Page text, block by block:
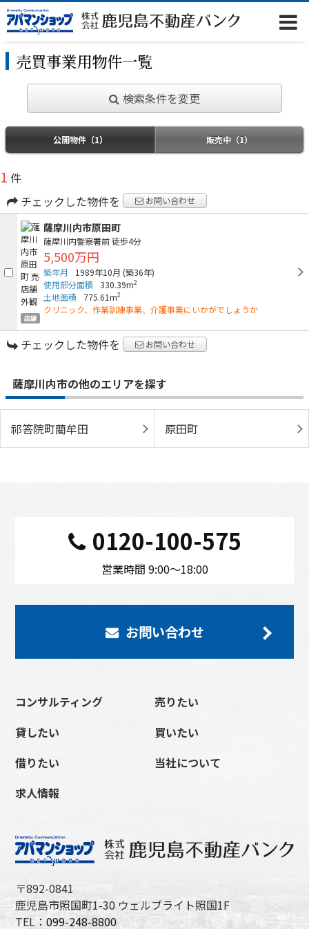
売買事業用物件一覧
検索条件を変更
公開物件（1） 販売中（1）
1 件
チェックした物件を
お問い合わせ
店舗
薩摩川内市原田町
薩摩川内警察署前徒歩4分
5,500万円
築年月 1989年10月 (築36年)
使用部分面積
330.39m2
土地面積 775.61m2
クリニック、作業訓練事業、介護事業にいかがでしょうか
チェックした物件を お問い合わせ
薩摩川内市の他のエリアを探す
祁答院町藺牟田 原田町
0120-100-575
営業時間 9:00〜18:00
お問い合わせ
コンサルティング
売りたい
貸したい
買いたい
借りたい
当社について
求人情報
〒892-0841
鹿児島市照国町1-30 ウェルブライト照国1F
TEL：099-248-8800